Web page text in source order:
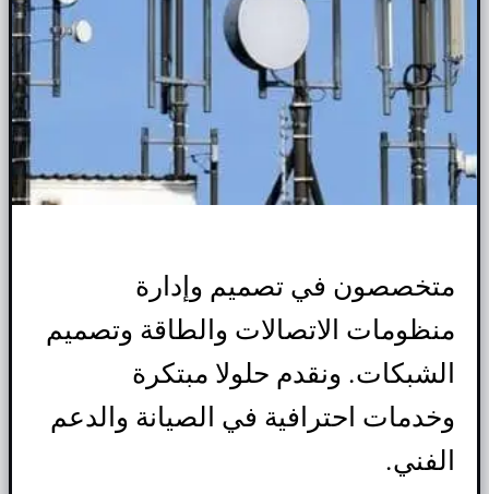
متخصصون في تصميم وإدارة
منظومات الاتصالات والطاقة وتصميم
الشبكات. ونقدم حلولا مبتكرة
وخدمات احترافية في الصيانة والدعم
الفني.